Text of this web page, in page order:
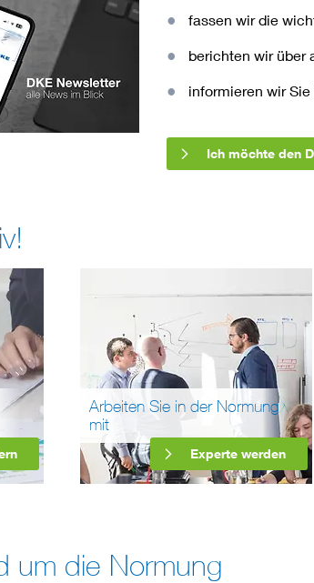
fassen wir die
berichten wir über
informieren wir
Ich möchte den
Arbeiten Sie in der Normung
mit
Experte werden
um die Normung